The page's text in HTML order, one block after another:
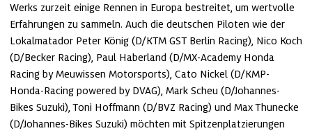
Werks zurzeit einige Rennen in Europa bestreitet, um wertvolle
Erfahrungen zu sammeln. Auch die deutschen Piloten wie der
Lokalmatador Peter König (D/KTM GST Berlin Racing), Nico Koch
(D/Becker Racing), Paul Haberland (D/MX-Academy Honda
Racing by Meuwissen Motorsports), Cato Nickel (D/KMP-
Honda-Racing powered by DVAG), Mark Scheu (D/Johannes-
Bikes Suzuki), Toni Hoffmann (D/BVZ Racing) und Max Thunecke
(D/Johannes-Bikes Suzuki) möchten mit Spitzenplatzierungen